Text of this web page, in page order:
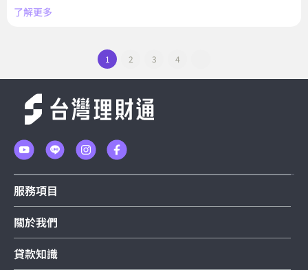
了解更多
1 2 3 4
服務項目
關於我們
貸款知識